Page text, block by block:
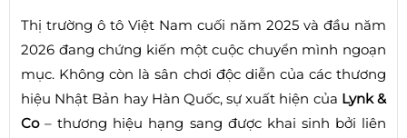
Thị trường ô tô Việt Nam cuối năm 2025 và đầu năm
2026 đang chứng kiến một cuộc chuyển mình ngoạn
mục. Không còn là sân chơi độc diễn của các thương
hiệu Nhật Bản hay Hàn Quốc, sự xuất hiện của Lynk &
Co– thương hiệu hạng sang được khai sinh bởi liên